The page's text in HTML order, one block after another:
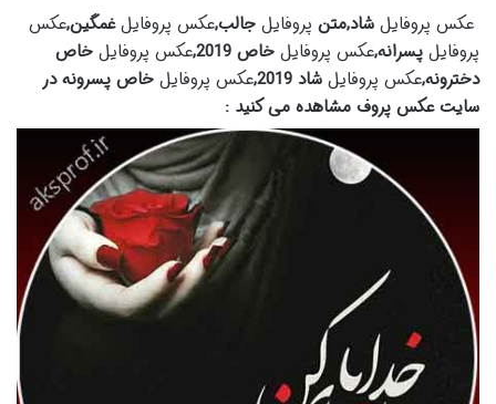
عکس پروفایل شاد,متن پروفایل جالب,عکس پروفایلغمگین,عکس
پروفایل پسرانه,عکس پروفایل خاص 2019, عکس پروفایل خاص
دخترونه,عکس پروفایل شاد 2019, عکس پروفایل خاص پسرونه در
سایت عکس پروف مشاهده می کنید :